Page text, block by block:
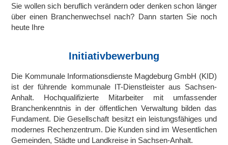
Sie wollen sich beruflich verändern oder denken schon länger
über einen Branchenwechsel nach? Dann starten Sie noch
heute Ihre
Initiativbewerbung
Die Kommunale Informationsdienste Magdeburg GmbH (KID)
ist der führende kommunale IT-Dienstleister aus Sachsen-
Anhalt. Hochqualifizierte Mitarbeiter mit umfassender
Branchenkenntnis in der öffentlichen Verwaltung bilden das
Fundament. Die Gesellschaft besitzt ein leistungsfähiges und
modernes Rechenzentrum. Die Kunden sind im Wesentlichen
Gemeinden, Städte und Landkreise in Sachsen-Anhalt.